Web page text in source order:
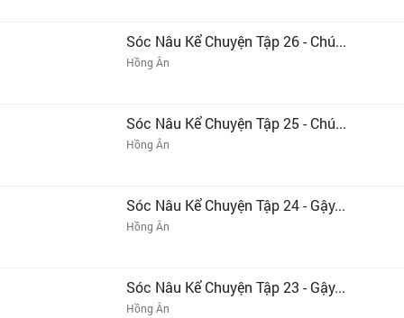
Sóc Nâu Kể Chuyện Tập 26 - Chú...
Hồng Ân
Sóc Nâu Kể Chuyện Tập 25 - Chú...
Hồng Ân
Sóc Nâu Kể Chuyện Tập 24 - Gậy...
Hồng Ân
Sóc Nâu Kể Chuyện Tập 23 - Gậy...
Hồng Ân